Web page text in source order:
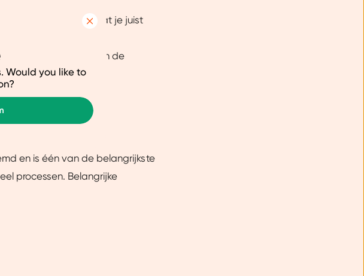
Over
je relevante content laten zien en je
verbeteren. We delen beperkte informatie met
Meer weten? Bekijk onze cookieverklaring.
Ja, verbeter mijn ervaring :)
kan er voor zorgen dat je juist
geur, als gevolg van de
en is één van de belangrijkste
processen. Belangrijke
Would you like to